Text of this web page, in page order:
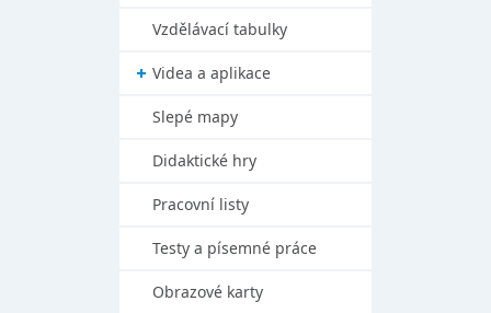
Vzdělávací tabulky
Videa a aplikace
Slepé mapy
Didaktické hry
Pracovní listy
Testy a písemné práce
Obrazové karty